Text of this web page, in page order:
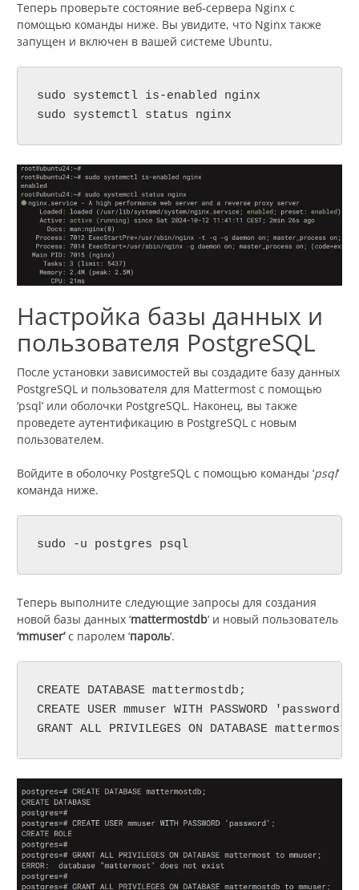
Теперь проверьте состояние веб-сервера Nginx с
помощью команды ниже. Вы увидите, что Nginx также
запущен и включен в вашей системе Ubuntu.
sudo systemctl is-enabled nginx
sudo systemctl status nginx
Настройка базы данных и
пользователя PostgreSQL
После установки зависимостей вы создадите базу данных
PostgreSQL и пользователя для Mattermost с помощью
‘psql’ или оболочки PostgreSQL. Наконец, вы также
проведете аутентификацию в PostgreSQL с новым
пользователем.
Войдите в оболочку PostgreSQL с помощью команды ‘psql‘
команда ниже.
sudo -u postgres psql
Теперь выполните следующие запросы для создания
новой базы данных ‘mattermostdb‘ и новый пользователь
‘mmuser’с паролем ‘пароль‘.
CREATE DATABASE mattermostdb;
CREATE USER mmuser WITH PASSWORD 'password';
GRANT ALL PRIVILEGES ON DATABASE